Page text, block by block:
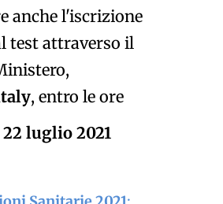
anche l'iscrizione
test attraverso il
, entro le ore
22 luglio 2021